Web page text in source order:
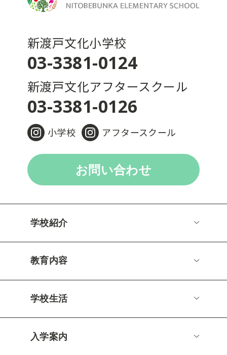
新渡戸文化小学校
03-3381-0124
新渡戸文化アフタースクール
03-3381-0126
小学校 アフタースクール
お問い合わせ
学校紹介
教育内容
学校生活
入学案内